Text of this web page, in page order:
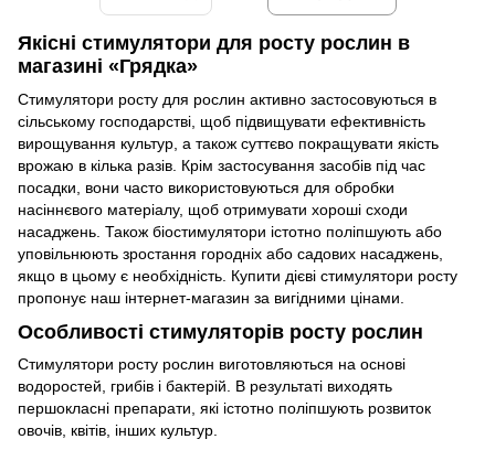
Якісні стимулятори для росту рослин в
магазині «Грядка»
Стимулятори росту для рослин активно застосовуються в
сільському господарстві, щоб підвищувати ефективність
вирощування культур, а також суттєво покращувати якість
врожаю в кілька разів. Крім застосування засобів під час
посадки, вони часто використовуються для обробки
насіннєвого матеріалу, щоб отримувати хороші сходи
насаджень. Також біостимулятори істотно поліпшують або
уповільнюють зростання городніх або садових насаджень,
якщо в цьому є необхідність. Купити дієві стимулятори росту
пропонує наш інтернет-магазин за вигідними цінами.
Особливості стимуляторів росту рослин
Стимулятори росту рослин виготовляються на основі
водоростей, грибів і бактерій. В результаті виходять
першокласні препарати, які істотно поліпшують розвиток
овочів, квітів, інших культур.